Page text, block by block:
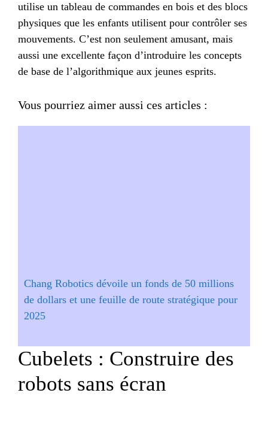
utilise un tableau de commandes en bois et des blocs
physiques que les enfants utilisent pour contrôler ses
mouvements. C’est non seulement amusant, mais
aussi une excellente façon d’introduire les concepts
de base de l’algorithmique aux jeunes esprits.
Vous pourriez aimer aussi ces articles :
Chang Robotics dévoile un fonds de 50 millions
de dollars et une feuille de route stratégique pour
2025
Cubelets : Construire des
robots sans écran